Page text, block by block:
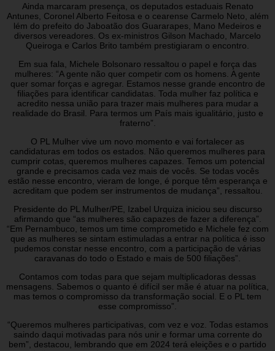
Ainda marcaram presença, os deputados estaduais Renato
Antunes, Coronel Alberto Feitosa e o cearense Carmelo Neto, além
lém do prefeito do Jaboatão dos Guararapes, Mano Medeiros e
diversos vereadores. Os ex-ministros Gilson Machado, Marcelo
Queiroga e Carlos Brito também prestigiaram o encontro.
Em sua fala, Michele Bolsonaro ressaltou o papel e força das
mulheres: “A gente não quer competir com os homens. A gente
quer somar forças e agregar. Estamos nesse grande encontro de
filiações para identificar candidatas. Toda mulher faz política e
acredito nessa união para trazer mais mulheres para mudar a
realidade do Brasil. Para termos um País mais igualitário, justo e
fraterno”.
O PL Mulher vive um novo momento e vai fortalecer as
candidaturas em todos os estados. Não queremos mulheres para
cumprir cotas, queremos mulheres capazes. Temos um potencial
grande e precisamos cada vez mais de vocês. Se todas vocês
estão nesse encontro, vieram de longe, é porque têm esperança e
acreditam que podem ser instrumentos de mudança”, ressaltou.
Presidente do PL Mulher/PE, Izabel Urquiza iniciou seu discurso
afirmando que “as mulheres são capazes de fazer a diferença”.
“Em Pernambuco, temos um time comprometido e Michele fez com
que as mulheres se sintam estimuladas a entrar na política é isso
pudemos constar nesse encontro, com a participação de várias
caravanas do todo o Estado e mais de 500 filiações”.
Contamos com todas para que sejam multiplicadoras dessas
mensagens. Sabemos o quanto é difícil ser mãe é atuar na política,
mas temos o compromisso da transformação social. E o PL tem
esse compromisso”.
“Queremos mulheres participativas, com vez e voz. Todas estamos
saindo daqui motivadas para nós unir e formar uma corrente do
bem”, destacou, lembrando que em 2024 terá eleições e o partido